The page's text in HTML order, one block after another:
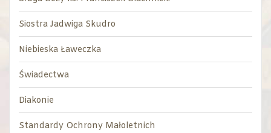
Siostra Jadwiga Skudro
Niebieska Ławeczka
Świadectwa
Diakonie
Standardy Ochrony Małoletnich